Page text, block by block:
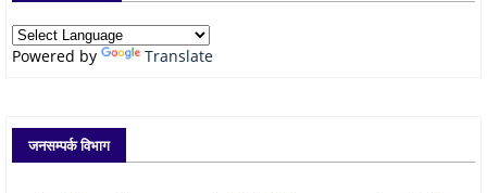
Powered by Translate
जनसम्पर्क विभाग